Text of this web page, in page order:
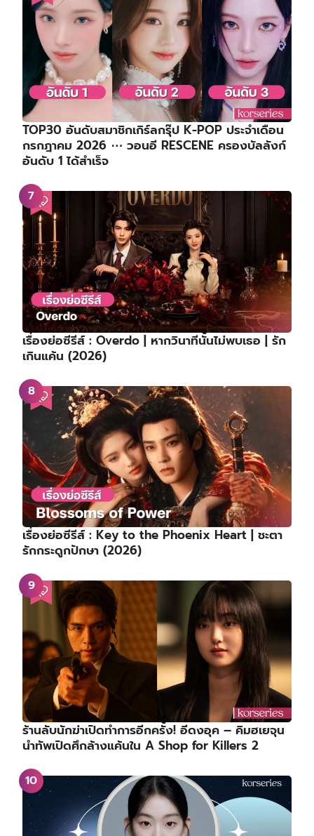
TOP30 อันดับสมาชิกเกิร์ลกรุ๊ป K-POP ประจำเดือน
กรกฎาคม 2026 ⋯ วอนอี RESCENE ครองบัลลังก์
อันดับ 1 ได้สำเร็จ
เรื่องย่อซีรีส์ : Overdo | หากวินาทีนั้นไม่พบเธอ | รัก
เกินแค้น (2026)
เรื่องย่อซีรีส์ : Key to the Phoenix Heart | ชะตา
รักกระดูกปักษา (2026)
ร้านลับนักฆ่าเปิดทำการอีกครั้ง! อีดงอุค – คิมฮเยจุน
นำทัพเปิดศึกล้างแค้นใน A Shop for Killers 2